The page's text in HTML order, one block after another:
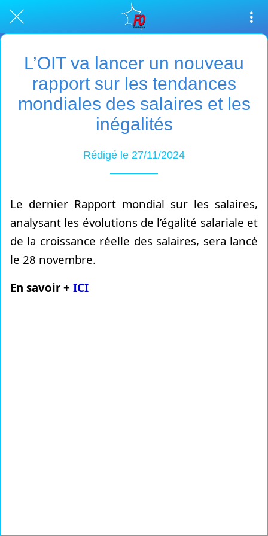
L’OIT va lancer un nouveau
rapport sur les tendances
mondiales des salaires et les
inégalités
Rédigé le 27/11/2024
Le dernier Rapport mondial sur les salaires,
analysant les évolutions de l’égalité salariale et
de la croissance réelle des salaires, sera lancé
le 28 novembre.
En savoir + ICI